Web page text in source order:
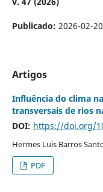
Publicado: 2026-02-20
Artigos
Influência do clima
transversais de rios
DOI: https://doi.org/
Hermes Luis Barros
PDF